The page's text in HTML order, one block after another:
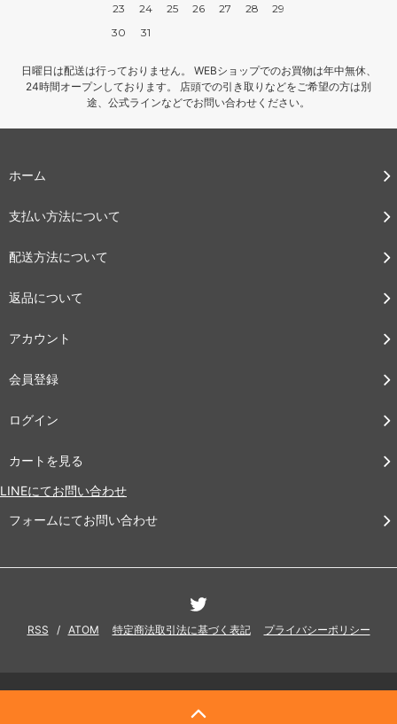
23
24 25 26 27 28
29
30
31
日曜日は配送は行っておりません。 WEBショップでのお買物は年中無休、
24時間オープンしております。 店頭での引き取りなどをご希望の方は別
途、公式ラインなどでお問い合わせください。
ホーム
支払い方法について
配送方法について
返品について
アカウント
会員登録
ログイン
カートを見る
LINEにてお問い合わせ
フォームにてお問い合わせ
RSS / ATOM 特定商法取引法に基づく表記 プライバシーポリシー